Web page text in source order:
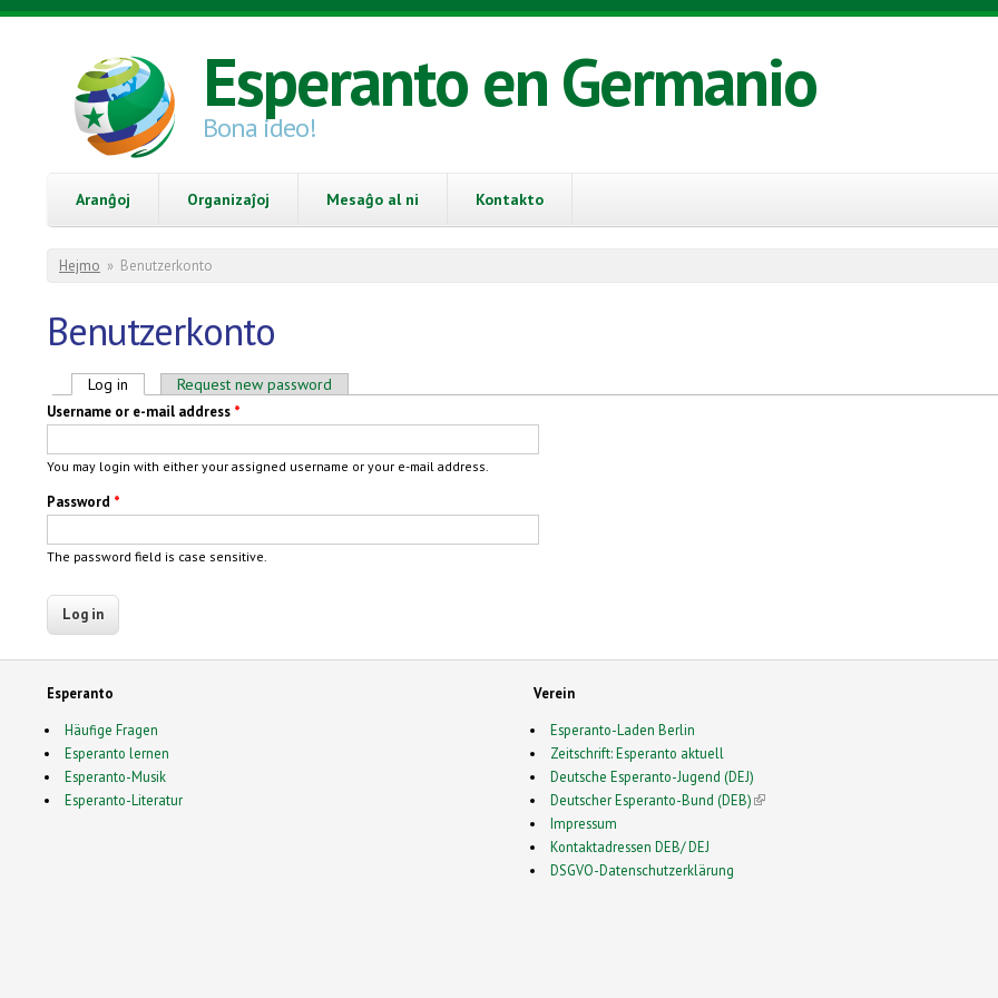
Skip to main content
Esperanto en Germanio
Bona ideo!
Aranĝoj Organizaĵoj Mesaĝo al ni Kontakto
You are here
Hejmo » Benutzerkonto
Benutzerkonto
Primary tabs
Log in (active tab)Request new password
Username or e-mail address *
You may login with either your assigned username or your e-mail address.
Password *
The password field is case sensitive.
Esperanto
Häufige Fragen
Esperanto lernen
Esperanto-Musik
Esperanto-Literatur
Verein
Esperanto-Laden Berlin
Zeitschrift: Esperanto aktuell
Deutsche Esperanto-Jugend (DEJ)
Deutscher Esperanto-Bund (DEB)(link is external)
Impressum
Kontaktadressen DEB/ DEJ
DSGVO-Datenschutzerklärung